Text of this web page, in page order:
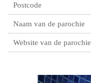
Postcode
Naam van de parochie
Website van de parochie